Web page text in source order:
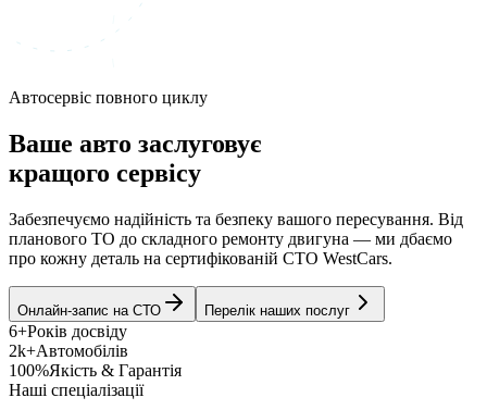
Автосервіс повного циклу
Ваше авто заслуговує
кращого сервісу
Забезпечуємо надійність та безпеку вашого пересування. Від
планового ТО до складного ремонту двигуна — ми дбаємо
про кожну деталь на сертифікованій СТО WestCars.
Онлайн-запис на СТО Перелік наших послуг
6+Років досвіду
2k+Автомобілів
100%Якість & Гарантія
Наші спеціалізації